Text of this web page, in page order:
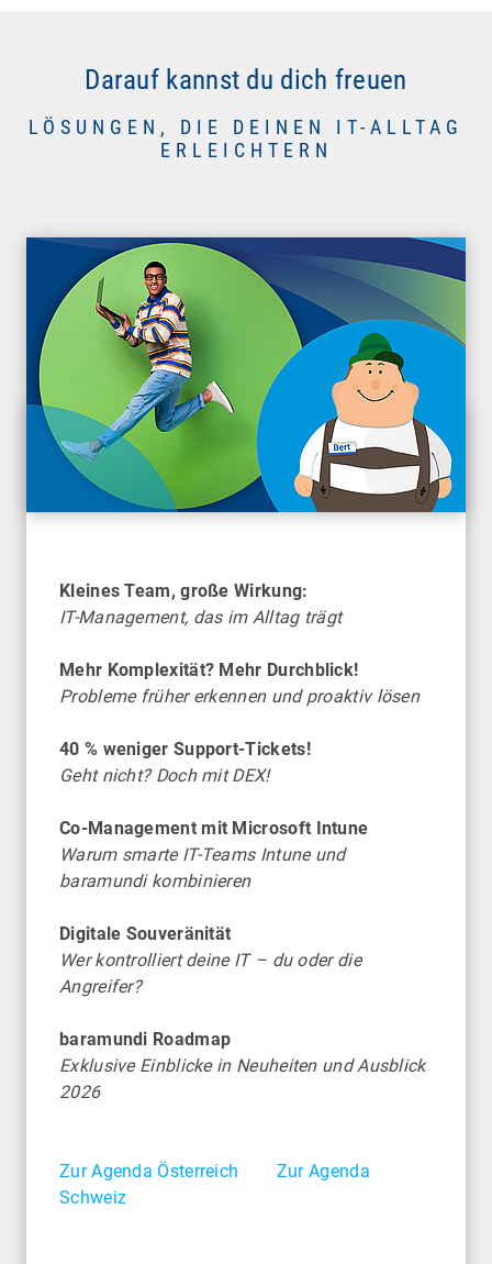
Darauf kannst du dich freuen
LÖSUNGEN, DIE DEINEN IT-ALLTAG
ERLEICHTERN
Kleines Team, große Wirkung:
IT-Management, das im Alltag trägt
Mehr Komplexität? Mehr Durchblick!
Probleme früher erkennen und proaktiv lösen
40 % weniger Support-Tickets!
Geht nicht? Doch mit DEX!
Co-Management mit Microsoft Intune
Warum smarte IT-Teams Intune und
baramundi kombinieren
Digitale Souveränität
Wer kontrolliert deine IT – du oder die
Angreifer?
baramundi Roadmap
Exklusive Einblicke in Neuheiten und Ausblick
2026
Zur Agenda Österreich
Zur Agenda
Schweiz